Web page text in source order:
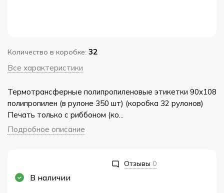
Количество в коробке: 32
Все характеристики
Термотрансферные полипропиленовые этикетки 90x108
полипропилен (в рулоне 350 шт) (коробка 32 рулонов)
Печать только с риббоном (ко...
Подробное описание
Отзывы 0
В наличии